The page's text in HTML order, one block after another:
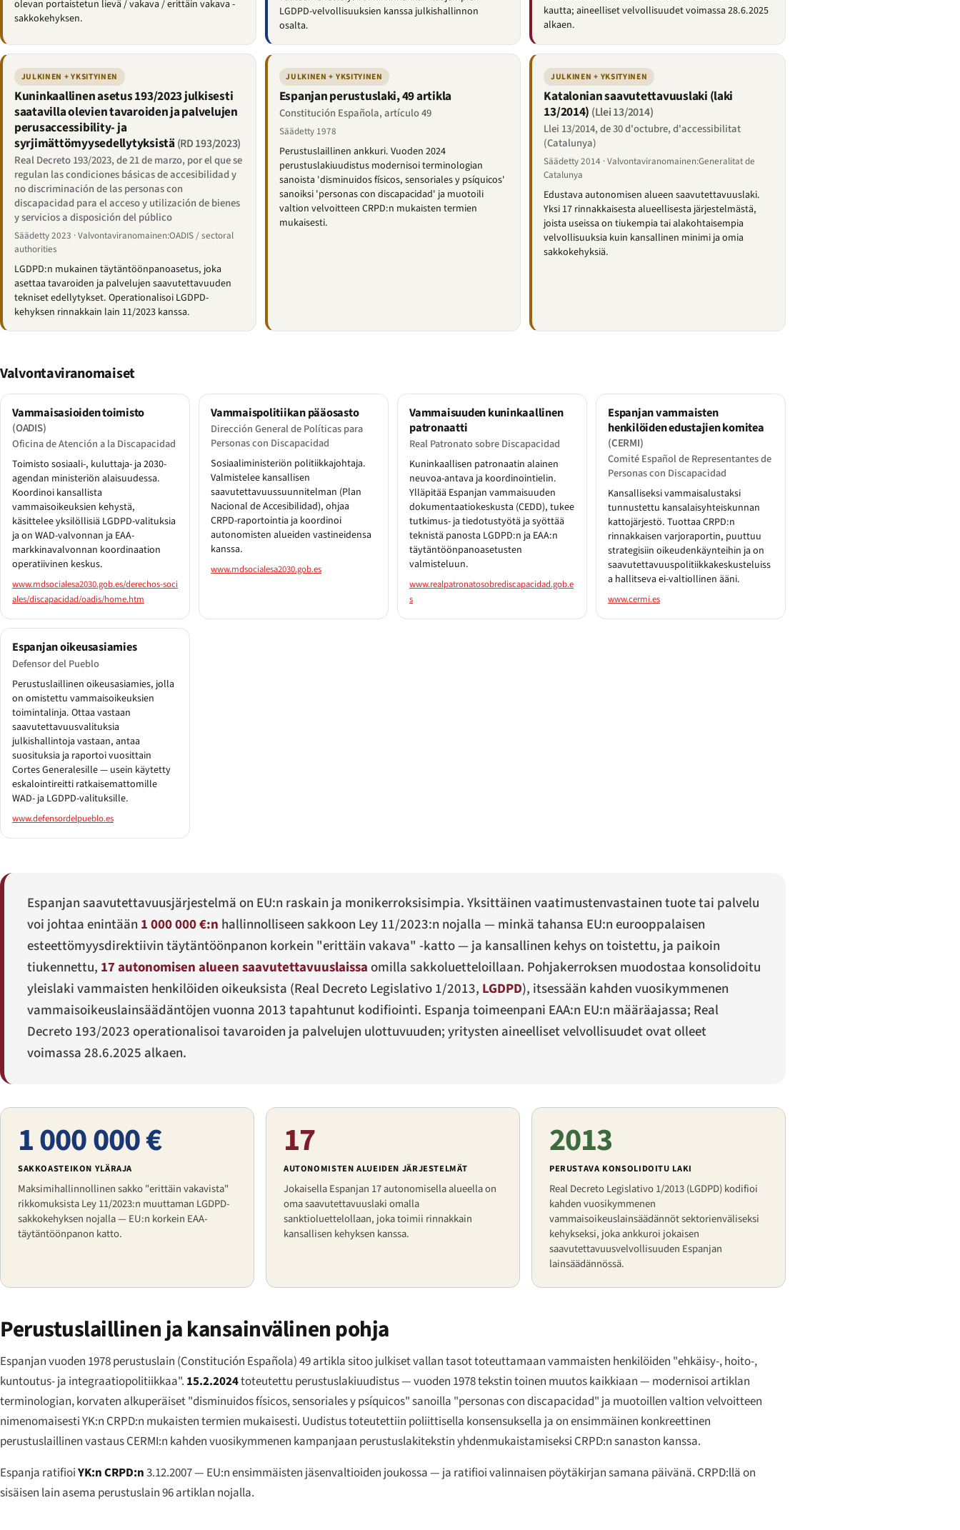
olevan portaistetun lievä / vakava / erittäin vakava -
sakkokehyksen.
LGDPD-velvollisuuksien kanssa julkishallinnon
osalta.
kautta; aineelliset velvollisuudet voimassa 28.6.2025
alkaen.
JULKINEN + YKSITYINEN
Kuninkaallinen asetus 193/2023 julkisesti
saatavilla olevien tavaroiden ja palvelujen
perusaccessibility- ja
syrjimättömyysedellytyksistä (RD 193/2023)
Real Decreto 193/2023, de 21 de marzo, por el que se
regulan las condiciones básicas de accesibilidad y
no discriminación de las personas con
discapacidad para el acceso y utilización de bienes
y servicios a disposición del público
Säädetty 2023 · Valvontaviranomainen:OADIS / sectoral
authorities
LGDPD:n mukainen täytäntöönpanoasetus, joka
asettaa tavaroiden ja palvelujen saavutettavuuden
tekniset edellytykset. Operationalisoi LGDPD-
kehyksen rinnakkain lain 11/2023 kanssa.
JULKINEN + YKSITYINEN
Espanjan perustuslaki, 49 artikla
Constitución Española, artículo 49
Säädetty 1978
Perustuslaillinen ankkuri. Vuoden 2024
perustuslakiuudistus modernisoi terminologian
sanoista 'disminuidos físicos, sensoriales y psíquicos'
sanoiksi 'personas con discapacidad' ja muotoili
valtion velvoitteen CRPD:n mukaisten termien
mukaisesti.
JULKINEN + YKSITYINEN
Katalonian saavutettavuuslaki (laki
13/2014) (Llei 13/2014)
Llei 13/2014, de 30 d'octubre, d'accessibilitat
(Catalunya)
Säädetty 2014 · Valvontaviranomainen:Generalitat de
Catalunya
Edustava autonomisen alueen saavutettavuuslaki.
Yksi 17 rinnakkaisesta alueellisesta järjestelmästä,
joista useissa on tiukempia tai alakohtaisempia
velvollisuuksia kuin kansallinen minimi ja omia
sakkokehyksiä.
Valvontaviranomaiset
Vammaisasioiden toimisto
(OADIS)
Oficina de Atención a la Discapacidad
Toimisto sosiaali-, kuluttaja- ja 2030-
agendan ministeriön alaisuudessa.
Koordinoi kansallista
vammaisoikeuksien kehystä,
käsittelee yksilöllisiä LGDPD-valituksia
ja on WAD-valvonnan ja EAA-
markkinavalvonnan koordinaation
operatiivinen keskus.
www.mdsocialesa2030.gob.es/derechos-soci
ales/discapacidad/oadis/home.htm
Vammaispolitiikan pääosasto
Dirección General de Políticas para
Personas con Discapacidad
Sosiaaliministeriön politiikkajohtaja.
Valmistelee kansallisen
saavutettavuussuunnitelman (Plan
Nacional de Accesibilidad), ohjaa
CRPD-raportointia ja koordinoi
autonomisten alueiden vastineidensa
kanssa.
www.mdsocialesa2030.gob.es
Vammaisuuden kuninkaallinen
patronaatti
Real Patronato sobre Discapacidad
Kuninkaallisen patronaatin alainen
neuvoa-antava ja koordinointielin.
Ylläpitää Espanjan vammaisuuden
dokumentaatiokeskusta (CEDD), tukee
tutkimus- ja tiedotustyötä ja syöttää
teknistä panosta LGDPD:n ja EAA:n
täytäntöönpanoasetusten
valmisteluun.
www.realpatronatosobrediscapacidad.gob.e
s
Espanjan vammaisten
henkilöiden edustajien komitea
(CERMI)
Comité Español de Representantes de
Personas con Discapacidad
Kansalliseksi vammaisalustaksi
tunnustettu kansalaisyhteiskunnan
kattojärjestö. Tuottaa CRPD:n
rinnakkaisen varjoraportin, puuttuu
strategisiin oikeudenkäynteihin ja on
saavutettavuuspolitiikkakeskusteluiss
a hallitseva ei-valtiollinen ääni.
www.cermi.es
Espanjan oikeusasiamies
Defensor del Pueblo
Perustuslaillinen oikeusasiamies, jolla
on omistettu vammaisoikeuksien
toimintalinja. Ottaa vastaan
saavutettavuusvalituksia
julkishallintoja vastaan, antaa
suosituksia ja raportoi vuosittain
Cortes Generalesille — usein käytetty
eskalointireitti ratkaisemattomille
WAD- ja LGDPD-valituksille.
www.defensordelpueblo.es
Espanjan saavutettavuusjärjestelmä on EU:n raskain ja monikerroksisimpia. Yksittäinen vaatimustenvastainen tuote tai palvelu
voi johtaa enintään 1 000 000 €:n hallinnolliseen sakkoon Ley 11/2023:n nojalla — minkä tahansa EU:n eurooppalaisen
esteettömyysdirektiivin täytäntöönpanon korkein "erittäin vakava" -katto — ja kansallinen kehys on toistettu, ja paikoin
tiukennettu, 17 autonomisen alueen saavutettavuuslaissaomilla sakkoluetteloillaan. Pohjakerroksen muodostaa konsolidoitu
yleislaki vammaisten henkilöiden oikeuksista (Real Decreto Legislativo 1/2013, LGDPD), itsessään kahden vuosikymmenen
vammaisoikeuslainsäädäntö­jen vuonna 2013 tapahtunut kodifiointi. Espanja toimeenpani EAA:n EU:n määräajassa; Real
Decreto 193/2023 operationalisoi tavaroiden ja palvelujen ulottuvuuden; yritysten aineelliset velvollisuudet ovat olleet
voimassa 28.6.2025 alkaen.
1 000 000 €
SAKKOASTEIKON YLÄRAJA
Maksimihallinnollinen sakko "erittäin vakavista"
rikkomuksista Ley 11/2023:n muuttaman LGDPD-
sakkokehyksen nojalla — EU:n korkein EAA-
täytäntöönpanon katto.
17
AUTONOMISTEN ALUEIDEN JÄRJESTELMÄT
Jokaisella Espanjan 17 autonomisella alueella on
oma saavutettavuuslaki omalla
sanktioluettelollaan, joka toimii rinnakkain
kansallisen kehyksen kanssa.
2013
PERUSTAVA KONSOLIDOITU LAKI
Real Decreto Legislativo 1/2013 (LGDPD) kodifioi
kahden vuosikymmenen
vammaisoikeuslainsäädännöt sektorienväliseksi
kehykseksi, joka ankkuroi jokaisen
saavutettavuusvelvollisuuden Espanjan
lainsäädännössä.
Perustuslaillinen ja kansainvälinen pohja
Espanjan vuoden 1978 perustuslain (Constitución Española) 49 artikla sitoo julkiset vallan tasot toteuttamaan vammaisten henkilöiden "ehkäisy-, hoito-,
kuntoutus- ja integraatiopolitiikkaa". 15.2.2024toteutettu perustuslakiuudistus — vuoden 1978 tekstin toinen muutos kaikkiaan — modernisoi artiklan
terminologian, korvaten alkuperäiset "disminuidos físicos, sensoriales y psíquicos" sanoilla "personas con discapacidad" ja muotoillen valtion velvoitteen
nimenomaisesti YK:n CRPD:n mukaisten termien mukaisesti. Uudistus toteutettiin poliittisella konsensuksella ja on ensimmäinen konkreettinen
perustuslaillinen vastaus CERMI:n kahden vuosikymmenen kampanjaan perustuslakitekstin yhdenmukaistamiseksi CRPD:n sanaston kanssa.
Espanja ratifioiYK:n CRPD:n3.12.2007 — EU:n ensimmäisten jäsenvaltioiden joukossa — ja ratifioi valinnaisen pöytäkirjan samana päivänä. CRPD:llä on
sisäisen lain asema perustuslain 96 artiklan nojalla.